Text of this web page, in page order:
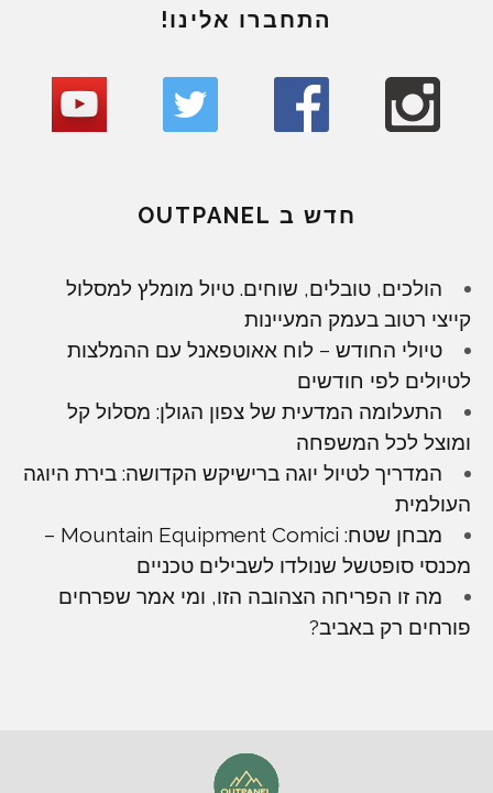
התחברו אלינו!
חדש ב OUTPANEL
הולכים, טובלים, שוחים. טיול מומלץ למסלול
קייצי רטוב בעמק המעיינות
טיולי החודש – לוח אאוטפאנל עם ההמלצות
לטיולים לפי חודשים
התעלומה המדעית של צפון הגולן: מסלול קל
ומוצל לכל המשפחה
המדריך לטיול יוגה ברישיקש הקדושה: בירת היוגה
העולמית
מבחן שטח: Mountain Equipment Comici –
מכנסי סופטשל שנולדו לשבילים טכניים
מה זו הפריחה הצהובה הזו, ומי אמר שפרחים
פורחים רק באביב?